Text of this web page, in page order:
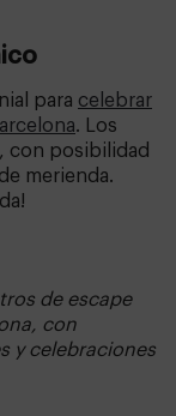
para celebrar
. Los
con posibilidad
merienda.
de escape
con
y celebraciones